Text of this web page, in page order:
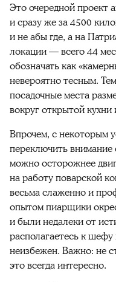
Это очередной проект
и сразу же за 4500
и не абы где, а на
локации — всего 44
обозначать как
невероятно тесным.
посадочные места
вокруг открытой
Впрочем, с некоторым
переключить
можно осторожнее
на работу поварской
весьма слаженно и
опытом пиарщики
и были недалеки от
располагаетесь к
неизбежен. Важно: не
это всегда интересно.